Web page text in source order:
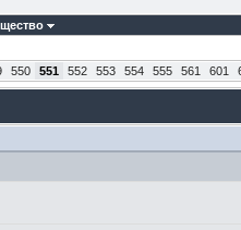
550 551 552 553 554 555 561 601